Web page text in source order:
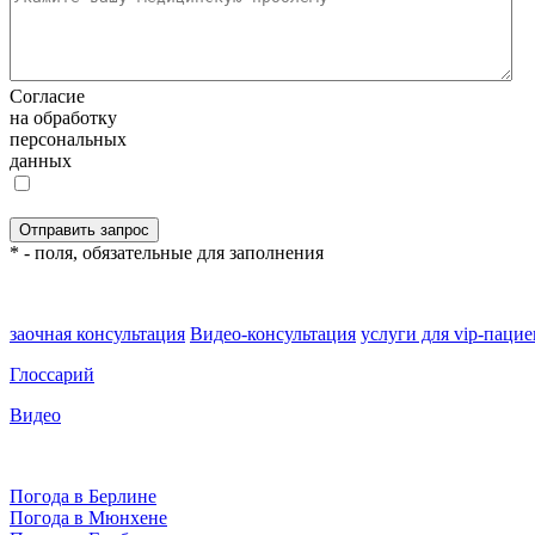
Согласие
на обработку
персональных
данных
* - поля, обязательные для заполнения
заочная консультация Видео-консультация услуги для vip-
Глоссарий
Видео
Погода в Берлине
Погода в Мюнхене